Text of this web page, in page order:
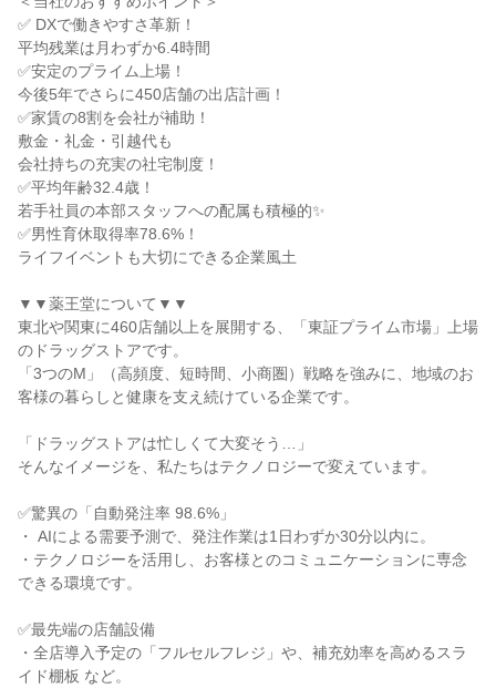
✅ DXで働きやすさ革新！
平均残業は月わずか6.4時間
✅安定のプライム上場！
今後5年でさらに450店舗の出店計画！
✅家賃の8割を会社が補助！
敷金・礼金・引越代も
会社持ちの充実の社宅制度！
✅平均年齢32.4歳！
若手社員の本部スタッフへの配属も積極的✨
✅男性育休取得率78.6%！
ライフイベントも大切にできる企業風土
▼▼薬王堂について▼▼
東北や関東に460店舗以上を展開する、「東証プライム市場」上場
のドラッグストアです。
「3つのM」（高頻度、短時間、小商圏）戦略を強みに、地域のお
客様の暮らしと健康を支え続けている企業です。
「ドラッグストアは忙しくて大変そう…」
そんなイメージを、私たちはテクノロジーで変えています。
✅驚異の「自動発注率 98.6%」
・ AIによる需要予測で、発注作業は1日わずか30分以内に。
・テクノロジーを活用し、お客様とのコミュニケーションに専念
できる環境です。
✅最先端の店舗設備
・全店導入予定の「フルセルフレジ」や、補充効率を高めるスラ
イド棚板 など。